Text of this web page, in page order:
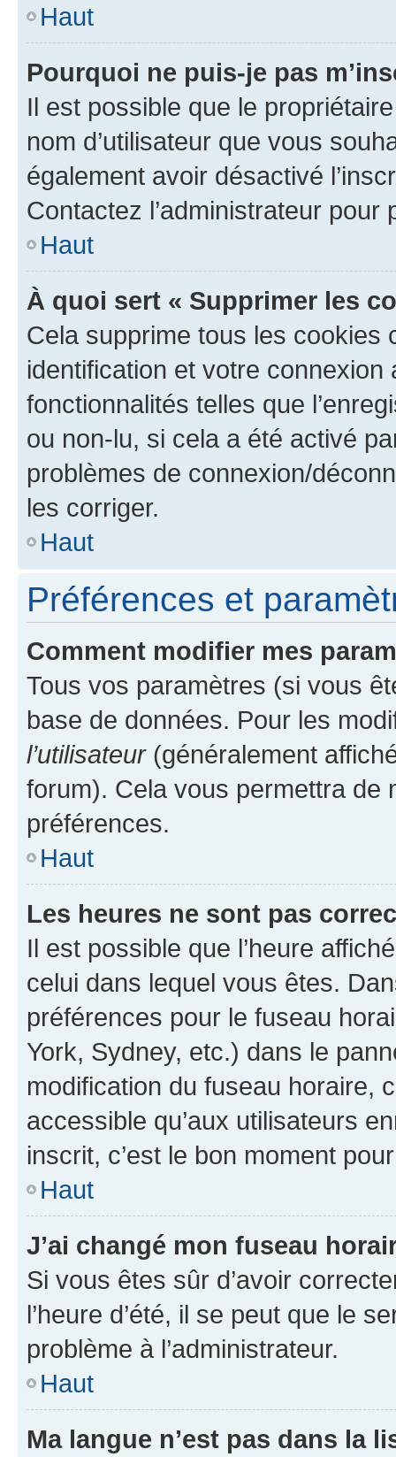
Haut
Pourquoi ne puis-je pas
Il est possible que le
nom d’utilisateur que vous
également avoir désactivé
Contactez l’administrateur
Haut
À quoi sert « Supprimer les
Cela supprime tous les cookies
identification et votre
fonctionnalités telles que
ou non-lu, si cela a été activé
problèmes de connexion/
les corriger.
Haut
Préférences et
Comment modifier mes
Tous vos paramètres (si vous
base de données. Pour les
l’utilisateur(généralement
forum). Cela vous permettra de
préférences.
Haut
Les heures ne sont pas
Il est possible que l’heure
celui dans lequel vous êtes.
préférences pour le fuseau
York, Sydney, etc.) dans le
modification du fuseau horaire,
accessible qu’aux utilisateurs
inscrit, c’est le bon moment
Haut
J’ai changé mon fuseau
Si vous êtes sûr d’avoir
l’heure d’été, il se peut que le
problème à l’administrateur.
Haut
Ma langue n’est pas dans la